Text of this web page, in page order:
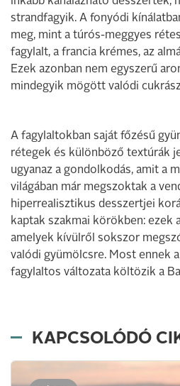
strandfagyik. A fonyódi
meg, mint a túrós-meggyes
fagylalt, a francia krémes, az
Ezek azonban nem egyszerű
mindegyik mögött valódi
A fagylaltokban saját főzésű
rétegek és különböző textúrák
ugyanaz a gondolkodás, amit a
világában már megszoktak a
hiperrealisztikus desszertjei
kaptak szakmai körökben: ezek
amelyek kívülről sokszor
valódi gyümölcsre. Most ennek
fagylaltos változata költözik a
KAPCSOLÓDÓ